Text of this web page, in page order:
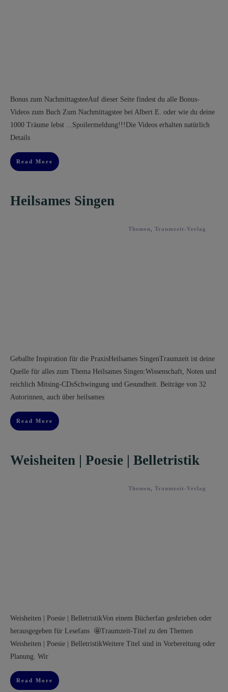
Bonus zum NachmittagsteeAuf dieser Seite findest du alle Bonus-
Videos zum Buch Zum Nachmittagstee bei Albert E. oder wie du deine
1000 Träume lebst ...Spoilermeldung!!!Die Videos erhalten natürlich
Details
Read More
Heilsames Singen
Themen Traumzeit-Verlag
Geballte Inspiration für die PraxisHeilsames SingenTraumzeit ist deine
Quelle für alles zum Thema Heilsames Singen:Wissenschaft, Noten und
reichlich Mitsing-CDsSchwingung und Gesundheit. Beiträge von 32
Autorinnen, auch über heilsames
Read More
Weisheiten | Poesie | Belletristik
Themen Traumzeit-Verlag
​Weisheiten | Poesie | Belletristik​Von einem Bücherfan geshrieben oder
herausgegeben für Lesefans 🤩Traumzeit-Titel zu den Themen ​
Weisheiten | Poesie | BelletristikWeitere Titel sind in Vorbereitung oder
Planung. Wir
Read More